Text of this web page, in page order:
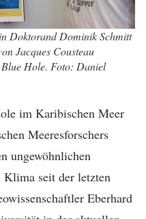
Doktorand Dominik Schmitt
Jacques Cousteau
Blue Hole. Foto: Daniel
im Karibischen Meer
Meeresforschers
ungewöhnlichen
Klima seit der letzten
Eberhard